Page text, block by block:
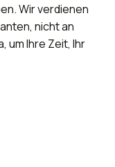
Wir verdienen
nicht an
um Ihre Zeit, Ihr